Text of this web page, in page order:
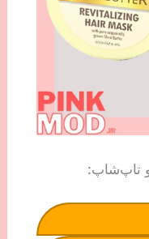
تاپ‌شاپ: